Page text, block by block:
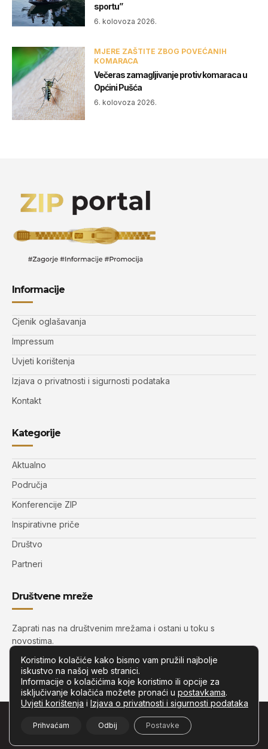
sportu”
6. kolovoza 2026.
MJERE ZAŠTITE ZBOG POVEĆANIH
KOMARACA
Večeras zamagljivanje protiv komaraca u
Općini Pušća
6. kolovoza 2026.
Informacije
Cjenik oglašavanja
Impressum
Uvjeti korištenja
Izjava o privatnosti i sigurnosti podataka
Kontakt
Kategorije
Aktualno
Područja
Konferencije ZIP
Inspirativne priče
Društvo
Partneri
Društvene mreže
Zaprati nas na društvenim mrežama i ostani u toku s
novostima.
Zip.com.hr– Sva prava pridržana.
Koristimo kolačiće kako bismo vam pružili najbolje
iskustvo na našoj web stranici.
Informacije o kolačićima koje koristimo ili opcije za
isključivanje kolačića možete pronaći u postavkama.
Uvjeti korištenja i Izjava o privatnosti i sigurnosti podataka
Prihvaćam Odbij Postavke